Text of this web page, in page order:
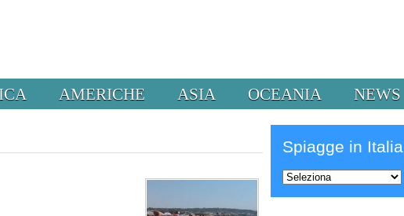
AMERICHE ASIA OCEANIA NEWS
Spiagge in Italia